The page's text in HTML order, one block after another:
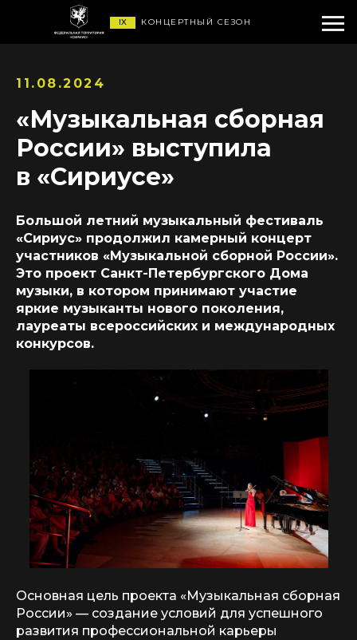
КОНЦЕРТНЫЙ СЕЗОН
IX
11.08.2024
«Музыкальная сборная
России» выступила
в «Сириусе»
Большой летний музыкальный фестиваль
«Сириус» продолжил камерный концерт
участников «Музыкальной сборной России».
Это проект Санкт-Петербургского Дома
музыки, в котором принимают участие
яркие музыканты нового поколения,
лауреаты всероссийских и международных
конкурсов.
Основная цель проекта «Музыкальная сборная
России» — создание условий для успешного
развития профессиональной карьеры